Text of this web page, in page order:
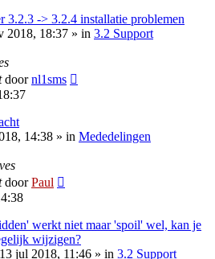
3.2.3 -> 3.2.4 installatie problemen
2018, 18:37 » in 3.2 Support
doornl1sms
14:38 » in Mededelingen
doorPaul
werkt niet maar 'spoil' wel, kan je
wijzigen?
jul 2018, 11:46 » in 3.2 Support